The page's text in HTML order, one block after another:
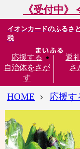
《受付中
イオンカードのふるさ
税
応援する
自治体をさが
す
返
さ
HOME 応援す